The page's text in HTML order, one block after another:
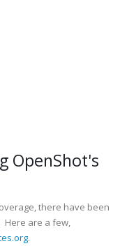
OpenShot's
there have been
Here are a few,
.